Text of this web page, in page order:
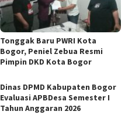
Tonggak Baru PWRI Kota
Bogor, Peniel Zebua Resmi
Pimpin DKD Kota Bogor
Dinas DPMD Kabupaten Bogor
Evaluasi APBDesa Semester I
Tahun Anggaran 2026